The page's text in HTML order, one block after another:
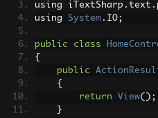
using iTextSharp . text .
using System . IO;
public class
{
public
{
return
View();
}